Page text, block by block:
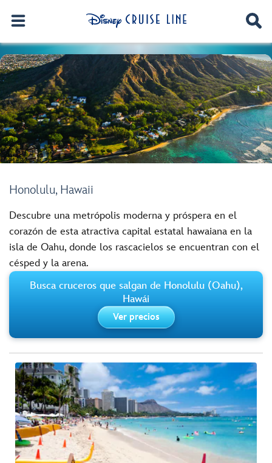
Honolulu, Hawaii
Descubre una metrópolis moderna y próspera en el
corazón de esta atractiva capital estatal hawaiana en la
isla de Oahu, donde los rascacielos se encuentran con el
césped y la arena.
Busca cruceros que salgan de Honolulu (Oahu),
Hawái
Ver precios